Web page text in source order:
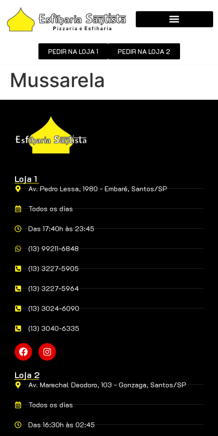
PEDIR NA LOJA 1 PEDIR NA LOJA 2
Mussarela
Loja 1
Av. Pedro Lessa, 1980 - Embaré, Santos/SP
Todos os dias
Das 17:40h às 23:45
(13) 99211-6848
(13) 3227-5905
(13) 3227-5964
(13) 3024-6090
(13) 3040-6335
Loja 2
Av. Marechal Deodoro, 103 - Gonzaga, Santos/SP
Todos os dias
Das 16:30h às 02:45